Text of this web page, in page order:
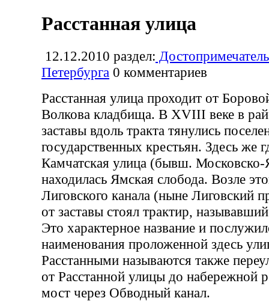
Расстанная улица
12.12.2010 раздел:
Петербурга 0 комментариев
Расстанная улица проходит от
Волкова кладбища. В XVIII веке в
заставы вдоль тракта тянулись
государственных крестьян. Здесь же
Камчатская улица (бывш.
находилась Ямская слобода. Возле
Лиговского канала (ныне Лиговский
от заставы стоял трактир,
Это характерное название и
наименования проложенной здесь
Расстанными называются также
от Расстанной улицы до набережной
мост через Обводный канал.